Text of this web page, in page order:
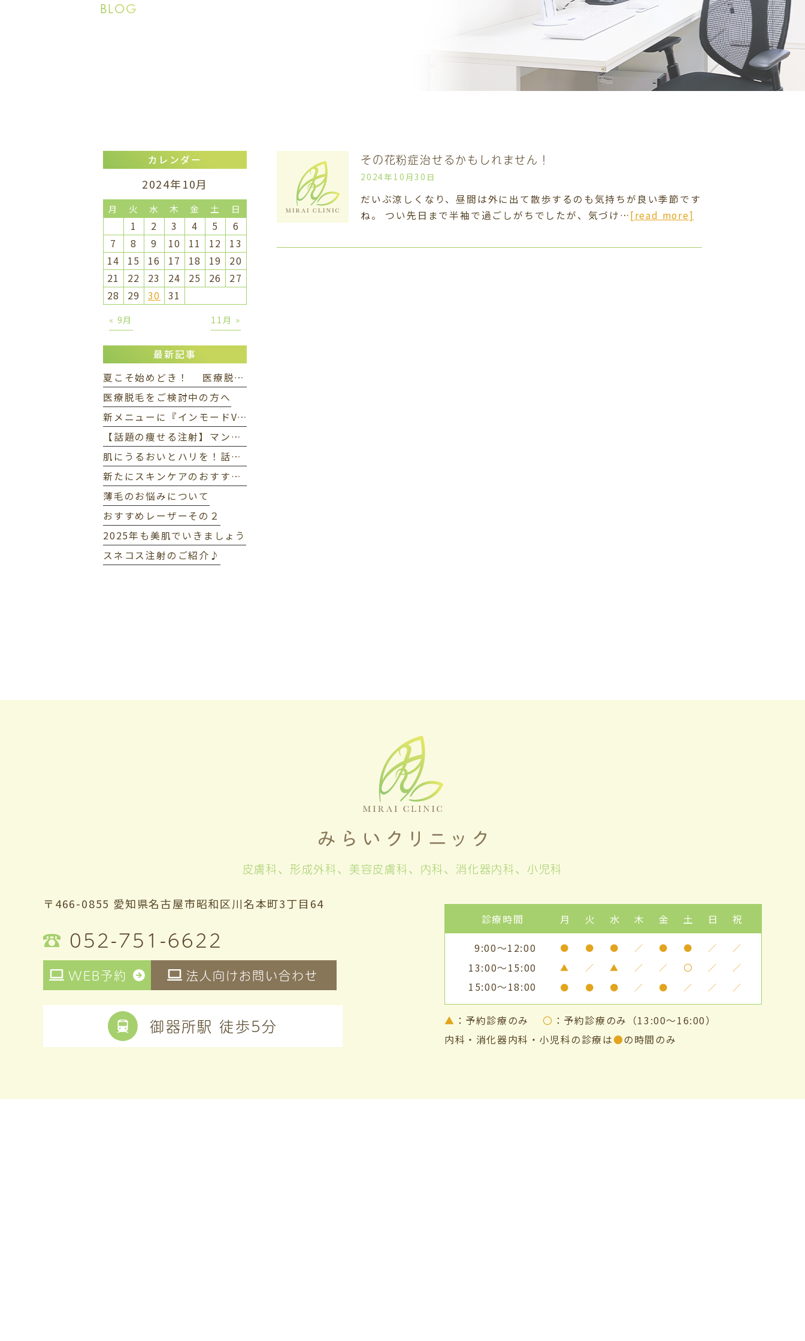
BLOG
その花粉症治せるかもしれません！
2024年10月30日
だいぶ涼しくなり、昼間は外に出て散歩するのも気持ちが良い季節です
ね。 つい先日まで半袖で過ごしがちでしたが、気づけ…[read more]
カレンダー
2024年10月
月 火 水 木 金 土 日
1 2 3 4 5
6
7
8 9 10 11 12
13
14
15 16 17 18 19
20
21
22 23 24 25 26
27
28
29 30 31
« 9月 11月 »
最新記事
夏こそ始めどき！ 医療脱毛で自信の持てる素肌へ✨
医療脱毛をご検討中の方へ
新メニューに『インモードVリフト』が加わりました
【話題の痩せる注射】マンジャロってなに？
肌にうるおいとハリを！話題の「水光注射」とは？
新たにスキンケアのおすすめ商品が加わりました
薄毛のお悩みについて
おすすめレーザーその２
2025年も美肌でいきましょう
スネコス注射のご紹介♪
皮膚科、形成外科、美容皮膚科、 内科、消化器内科、小児科
〒466-0855 愛知県名古屋市昭和区川名本町3丁目64
052-751-6622
WEB予約 法人向けお問い合わせ
御器所駅 徒歩5分
診療時間 月 火 水 木 金 土 日
祝
9:00～12:00
● ● ● ／ ● ● ／ ／
13:00～15:00 ▲ ／ ▲ ／ ／ 〇 ／ ／
15:00～18:00 ● ● ● ／ ● ／ ／ ／
▲ ：予約診療のみ 〇 ：予約診療のみ（13:00～16:00）
内科・消化器内科・小児科の診療は●の時間のみ